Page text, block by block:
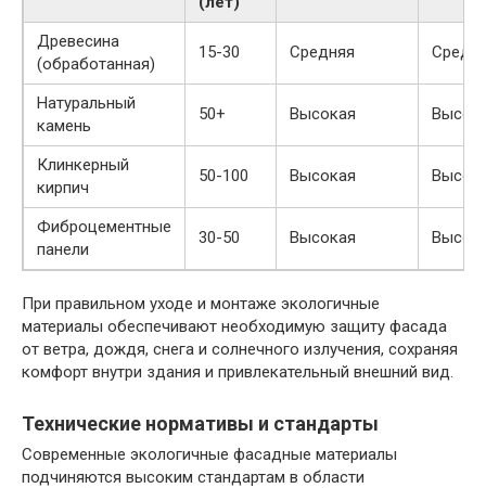
Древесина
(обработанная)
15-30 Средняя
Натуральный
камень
50+ Высокая
Клинкерный
кирпич
50-100 Высокая
Фиброцементные
панели
30-50 Высокая
При правильном уходе и монтаже экологичные
материалы обеспечивают необходимую защиту фасада
от ветра, дождя, снега и солнечного излучения, сохраняя
комфорт внутри здания и привлекательный внешний вид.
Технические нормативы и стандарты
Современные экологичные фасадные материалы
подчиняются высоким стандартам в области